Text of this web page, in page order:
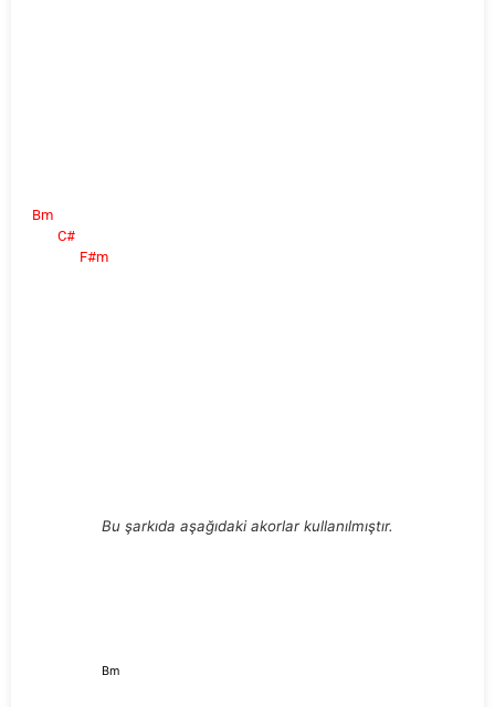
Bm
C#
F#m
Bu şarkıda aşağıdaki akorlar kullanılmıştır.
Bm